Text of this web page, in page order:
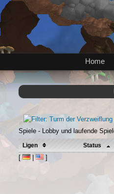
Home
Spiele - Lobby und laufende
Ligen Status
[ | ]